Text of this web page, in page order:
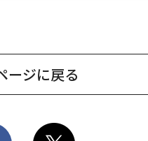
ージに戻る